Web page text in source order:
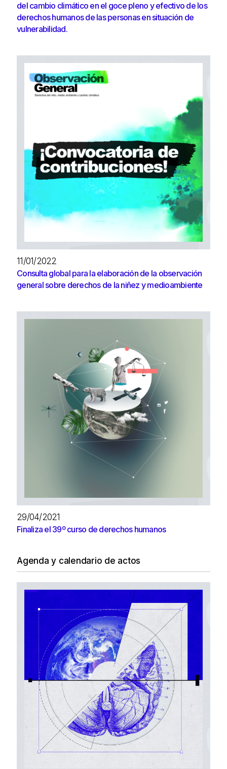
del cambio climático en el goce pleno y efectivo de los
derechos humanos de las personas en situación de
vulnerabilidad.
11/01/2022
Consulta global para la elaboración de la observación
general sobre derechos de la niñez y medioambiente
29/04/2021
Finaliza el 39º curso de derechos humanos
Agenda y calendario de actos